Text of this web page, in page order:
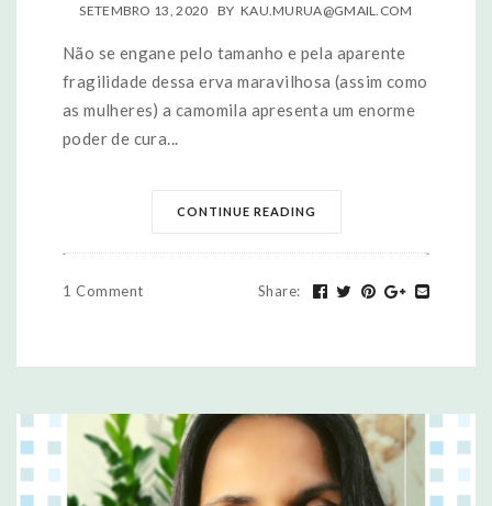
SETEMBRO 13, 2020 BY KAU.MURUA@GMAIL.COM
Não se engane pelo tamanho e pela aparente
fragilidade dessa erva maravilhosa (assim como
as mulheres) a camomila apresenta um enorme
poder de cura...
CONTINUE READING
1 Comment Share: